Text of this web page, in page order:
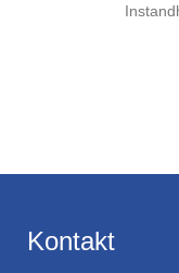
Kontakt